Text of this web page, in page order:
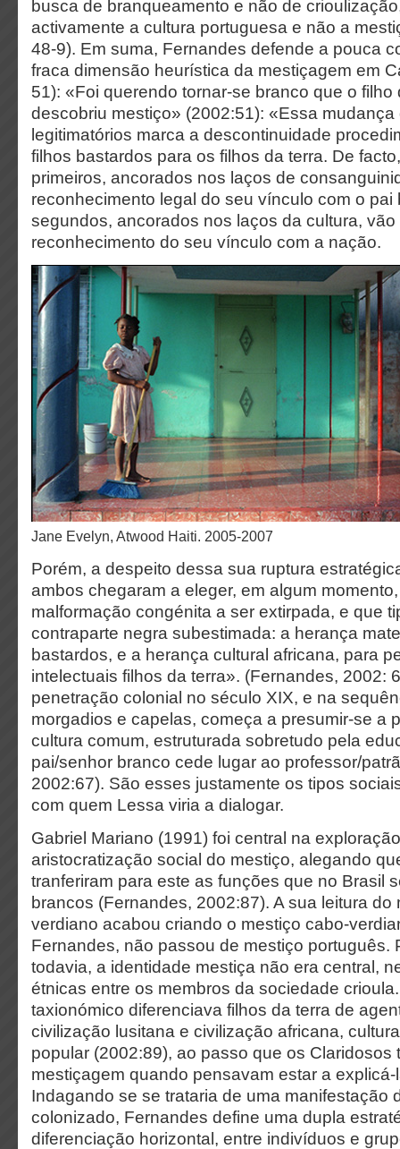
busca de branqueamento e não de
activamente a cultura portuguesa e não a
48-9). Em suma, Fernandes defende a pouca
fraca dimensão heurística da mestiçagem em
51): «Foi querendo tornar-se branco que o filho
descobriu mestiço» (2002:51): «Essa
legitimatórios marca a descontinuidade
filhos bastardos para os filhos da terra. De
primeiros, ancorados nos laços de
reconhecimento legal do seu vínculo com o pai
segundos, ancorados nos laços da cultura, vão
reconhecimento do seu vínculo com a nação.
Jane Evelyn, Atwood Haiti. 2005-2007
Porém, a despeito dessa sua ruptura
ambos chegaram a eleger, em algum
malformação congénita a ser extirpada, e que
contraparte negra subestimada: a herança
bastardos, e a herança cultural africana, para
intelectuais filhos da terra». (Fernandes, 2002:
penetração colonial no século XIX, e na
morgadios e capelas, começa a presumir-se a
cultura comum, estruturada sobretudo pela
pai/senhor branco cede lugar ao professor/
2002:67). São esses justamente os tipos
com quem Lessa viria a dialogar.
Gabriel Mariano (1991) foi central na
aristocratização social do mestiço, alegando
tranferiram para este as funções que no Brasil
brancos (Fernandes, 2002:87). A sua leitura do
verdiano acabou criando o mestiço cabo-
Fernandes, não passou de mestiço português.
todavia, a identidade mestiça não era central,
étnicas entre os membros da sociedade
taxionómico diferenciava filhos da terra de
civilização lusitana e civilização africana,
popular (2002:89), ao passo que os Claridosos
mestiçagem quando pensavam estar a explicá-
Indagando se se trataria de uma manifestação
colonizado, Fernandes define uma dupla
diferenciação horizontal, entre indivíduos e